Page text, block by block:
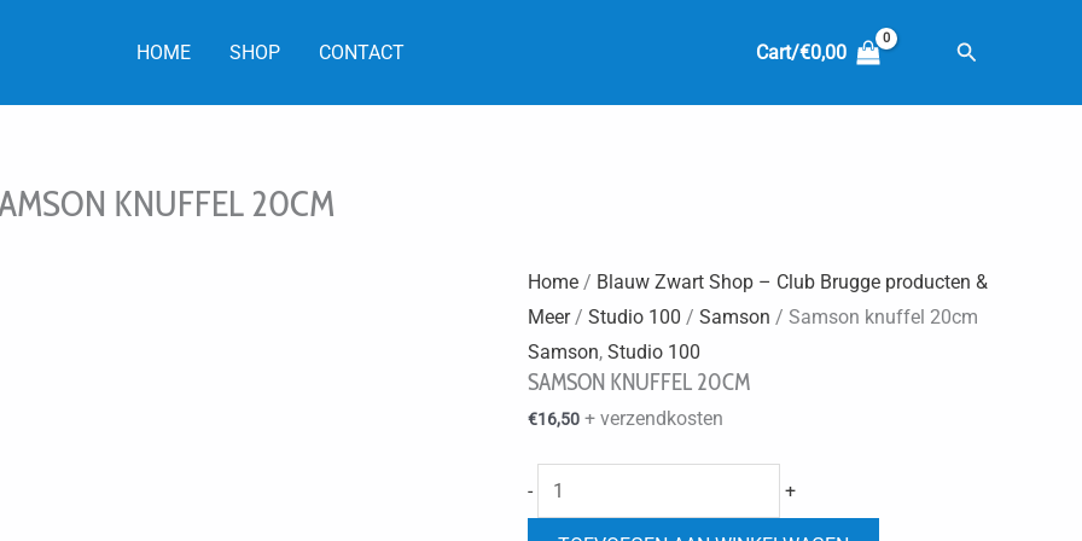
HOME SHOP CONTACT Cart/€0,00 Zoeken
KNUFFEL 20CM
Home/ Blauw Zwart Shop – Club Brugge producten &
Meer/ Studio 100 / Samson / Samson knuffel 20cm
Samson, Studio 100
SAMSON KNUFFEL 20CM
€16,50 + verzendkosten
-
Samson
knuffel
+